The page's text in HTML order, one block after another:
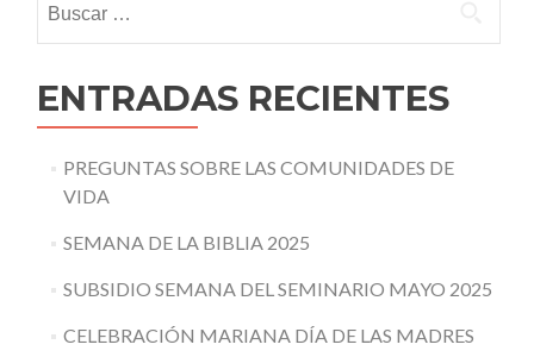
ENTRADAS RECIENTES
PREGUNTAS SOBRE LAS COMUNIDADES DE
VIDA
SEMANA DE LA BIBLIA 2025
SUBSIDIO SEMANA DEL SEMINARIO MAYO 2025
CELEBRACIÓN MARIANA DÍA DE LAS MADRES